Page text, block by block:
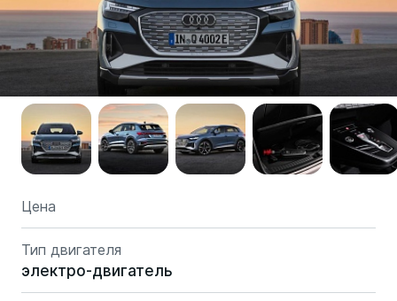
Цена
Тип двигателя
электро-двигатель